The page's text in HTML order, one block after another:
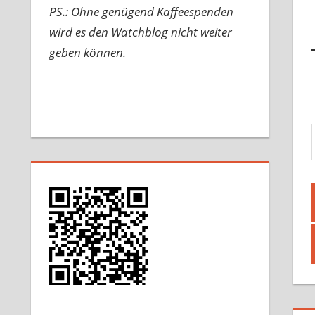
PS.: Ohne genügend Kaffeespenden
wird es den Watchblog nicht weiter
geben können.